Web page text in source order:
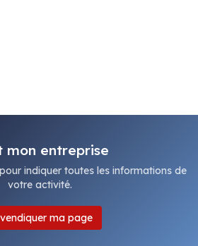
mon entreprise
indiquer toutes les informations de
votre activité.
ma page